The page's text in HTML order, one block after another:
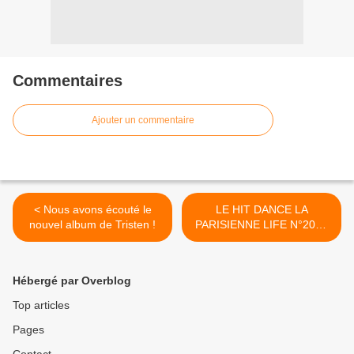
Commentaires
Ajouter un commentaire
< Nous avons écouté le
nouvel album de Tristen !
LE HIT DANCE LA
PARISIENNE LIFE N°202 -
24 JANVIER 2020 >
Hébergé par Overblog
Top articles
Pages